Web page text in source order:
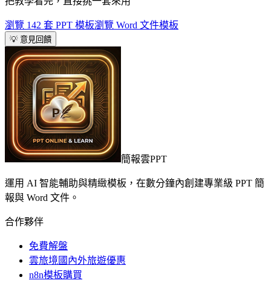
瀏覽 142 套 PPT 模板瀏覽 Word 文件模板
💡 意見回饋
簡報雲PPT
運用 AI 智能輔助與精緻模板，在數分鐘內創建專業級 PPT 簡
報與 Word 文件。
合作夥伴
免費解盤
雲旅境國內外旅遊優惠
n8n模板購買